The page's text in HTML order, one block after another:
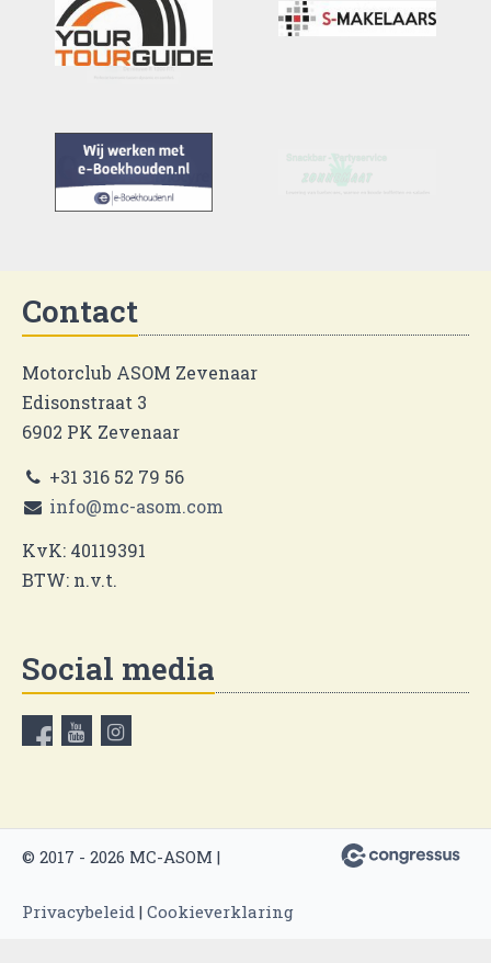
Contact
Motorclub ASOM Zevenaar
Edisonstraat 3
6902 PK Zevenaar
+31 316 52 79 56
info@mc-asom.com
KvK: 40119391
BTW: n.v.t.
Social media
© 2017 - 2026 MC-ASOM |
Privacybeleid | Cookieverklaring